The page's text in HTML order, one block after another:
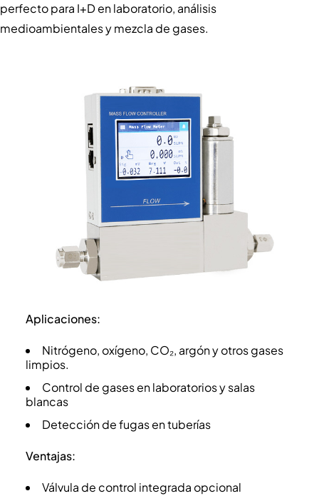
perfecto para I+D en laboratorio, análisis
medioambientales y mezcla de gases.
Aplicaciones:
Nitrógeno, oxígeno, CO₂, argón y otros gases
limpios.
Control de gases en laboratorios y salas
blancas
Detección de fugas en tuberías
Ventajas:
Válvula de control integrada opcional